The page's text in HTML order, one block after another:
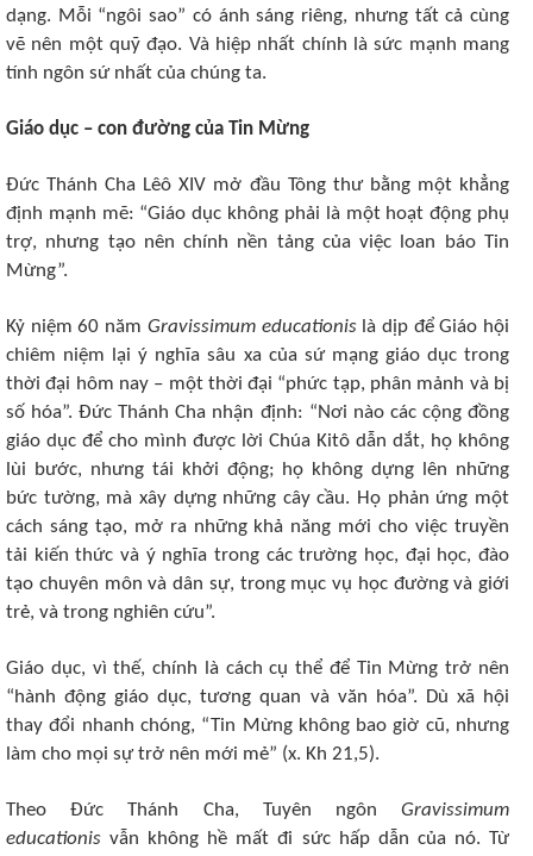
dạng. Mỗi “ngôi sao” có ánh sáng riêng, nhưng tất cả cùng
vẽ nên một quỹ đạo. Và hiệp nhất chính là sức mạnh mang
tính ngôn sứ nhất của chúng ta.
Giáo dục – con đường của Tin Mừng
Đức Thánh Cha Lêô XIV mở đầu Tông thư bằng một khẳng
định mạnh mẽ: “Giáo dục không phải là một hoạt động phụ
trợ, nhưng tạo nên chính nền tảng của việc loan báo Tin
Mừng”.
Kỷ niệm 60 năm Gravissimum educationislà dịp để Giáo hội
chiêm niệm lại ý nghĩa sâu xa của sứ mạng giáo dục trong
thời đại hôm nay – một thời đại “phức tạp, phân mảnh và bị
số hóa”. Đức Thánh Cha nhận định: “Nơi nào các cộng đồng
giáo dục để cho mình được lời Chúa Kitô dẫn dắt, họ không
lùi bước, nhưng tái khởi động; họ không dựng lên những
bức tường, mà xây dựng những cây cầu. Họ phản ứng một
cách sáng tạo, mở ra những khả năng mới cho việc truyền
tải kiến ​​thức và ý nghĩa trong các trường học, đại học, đào
tạo chuyên môn và dân sự, trong mục vụ học đường và giới
trẻ, và trong nghiên cứu”.
Giáo dục, vì thế, chính là cách cụ thể để Tin Mừng trở nên
“hành động giáo dục, tương quan và văn hóa”. Dù xã hội
thay đổi nhanh chóng, “Tin Mừng không bao giờ cũ, nhưng
làm cho mọi sự trở nên mới mẻ” (x. Kh 21,5).
Theo Đức Thánh Cha, Tuyên ngôn Gravissimum
educationis vẫn không hề mất đi sức hấp dẫn của nó. Từ